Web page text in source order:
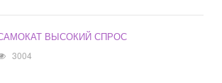
ВЫСОКИЙ СПРОС
3004